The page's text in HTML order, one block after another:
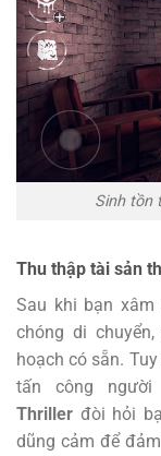
Sinh tồn
Thu thập tài sản
Sau khi bạn
chóng di
hoạch có sẵn.
tấn công
Thriller đòi hỏi
dũng cảm để